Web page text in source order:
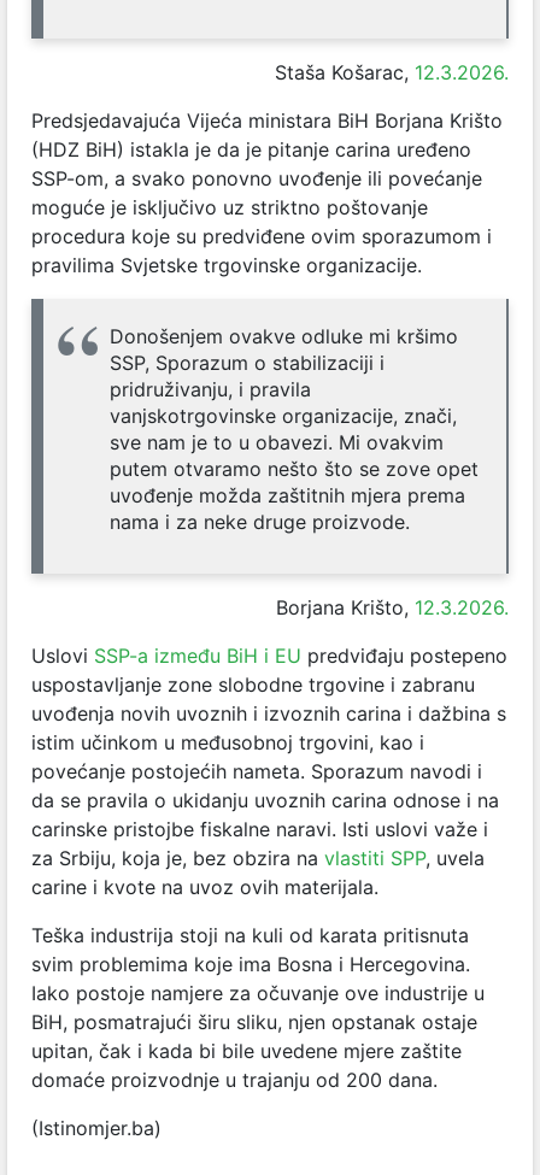
Staša Košarac, 12.3.2026.
Predsjedavajuća Vijeća ministara BiH Borjana Krišto
(HDZ BiH) istakla je da je pitanje carina uređeno
SSP-om, a svako ponovno uvođenje ili povećanje
moguće je isključivo uz striktno poštovanje
procedura koje su predviđene ovim sporazumom i
pravilima Svjetske trgovinske organizacije.
Donošenjem ovakve odluke mi kršimo
SSP, Sporazum o stabilizaciji i
pridruživanju, i pravila
vanjskotrgovinske organizacije, znači,
sve nam je to u obavezi. Mi ovakvim
putem otvaramo nešto što se zove opet
uvođenje možda zaštitnih mjera prema
nama i za neke druge proizvode.
Borjana Krišto, 12.3.2026.
Uslovi SSP-a između BiH i EU predviđaju postepeno
uspostavljanje zone slobodne trgovine i zabranu
uvođenja novih uvoznih i izvoznih carina i dažbina s
istim učinkom u međusobnoj trgovini, kao i
povećanje postojećih nameta. Sporazum navodi i
da se pravila o ukidanju uvoznih carina odnose i na
carinske pristojbe fiskalne naravi. Isti uslovi važe i
za Srbiju, koja je, bez obzira na vlastiti SPP, uvela
carine i kvote na uvoz ovih materijala.
Teška industrija stoji na kuli od karata pritisnuta
svim problemima koje ima Bosna i Hercegovina.
Iako postoje namjere za očuvanje ove industrije u
BiH, posmatrajući širu sliku, njen opstanak ostaje
upitan, čak i kada bi bile uvedene mjere zaštite
domaće proizvodnje u trajanju od 200 dana.
(Istinomjer.ba)